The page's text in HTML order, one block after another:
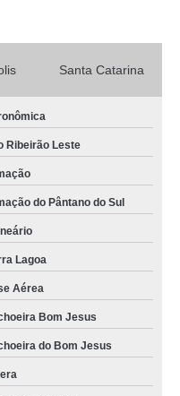
Mornas
Grande
Ribeirão da Ilha
Abrigo
Santa Catarina
Ribeirão Leste
do Pântano do Sul
Lagoa
Aérea
Bom Jesus
do Bom Jesus